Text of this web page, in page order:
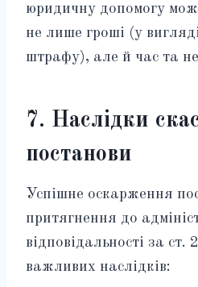
юридичну допомогу
не лише гроші (у
штрафу), але й час та
7. Наслідки
постанови
Успішне оскарження
притягнення до
відповідальності за
важливих наслідків: